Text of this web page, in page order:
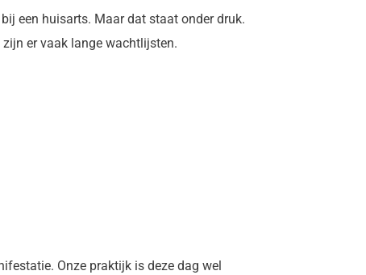
een huisarts. Maar dat staat onder druk.
er vaak lange wachtlijsten.
Onze praktijk is deze dag wel